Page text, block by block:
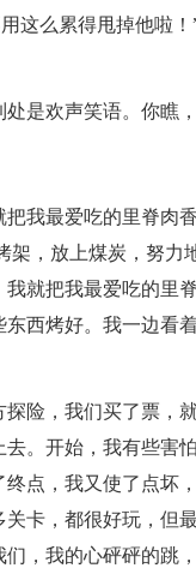
这么累得甩掉他啦
是欢声笑语。你瞧
把我最爱吃的里脊
，放上煤炭，努力
就把我最爱吃的里
西烤好。我一边看
险，我们买了票，
。开始，我有些害
点，我又使了点坏
卡，都很好玩，但
，我的心砰砰的跳